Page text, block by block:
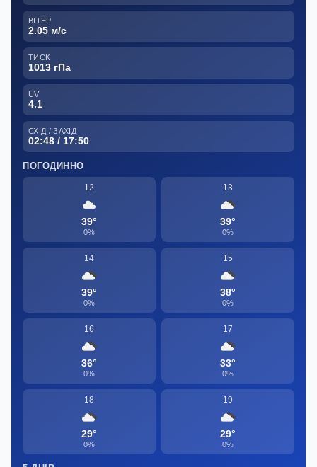
ВІТЕР
2.05 м/с
ТИСК
1013 гПа
UV
4.1
СХІД / ЗАХІД
02:48 / 17:50
ПОГОДИННО
12
39°
0%
13
39°
0%
14
39°
0%
15
38°
0%
16
36°
0%
17
33°
0%
18
29°
0%
19
29°
0%